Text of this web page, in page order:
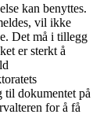
kan benyttes.
vil ikke
Det må i tillegg
er sterkt å
til dokumentet på
for å få